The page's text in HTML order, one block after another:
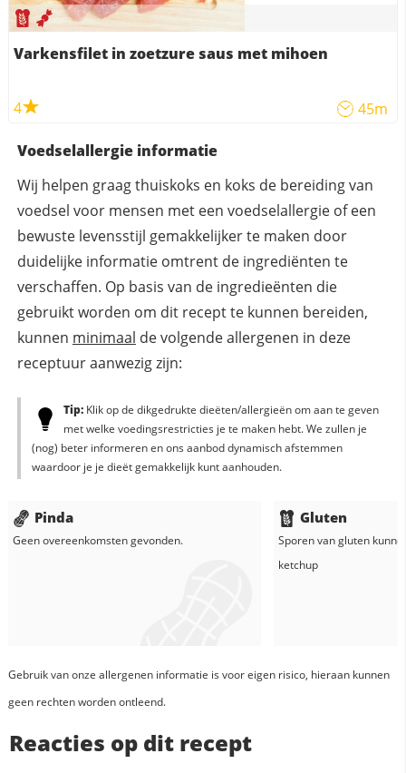
Varkensfilet in zoetzure saus met mihoen
4 45m
Voedselallergie informatie
Wij helpen graag thuiskoks en koks de bereiding van
voedsel voor mensen met een voedselallergie of een
bewuste levensstijl gemakkelijker te maken door
duidelijke informatie omtrent de ingrediënten te
verschaffen. Op basis van de ingredieënten die
gebruikt worden om dit recept te kunnen bereiden,
kunnen minimaal de volgende allergenen in deze
receptuur aanwezig zijn:
Tip:Klik op de dikgedrukte dieëten/allergieën om aan te geven
met welke voedingsrestricties je te maken hebt. We zullen je
(nog) beter informeren en ons aanbod dynamisch afstemmen
waardoor je je dieët gemakkelijk kunt aanhouden.
Pinda
Geen overeenkomsten gevonden.
Gluten
Sporen van gluten
ketchup
Gebruik van onze allergenen informatie is voor eigen risico, hieraan kunnen
geen rechten worden ontleend.
Reacties op dit recept